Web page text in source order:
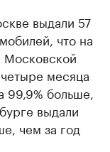
выдали 57
что на
месяца
99,9% больше,
выдали
чем за год